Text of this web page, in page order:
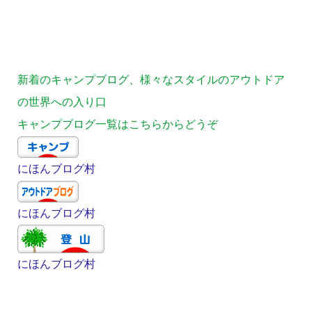
新着のキャンプブログ、様々なスタイルのアウトドア
の世界への入り口
キャンプブログ一覧はこちらからどうぞ
にほんブログ村
にほんブログ村
にほんブログ村